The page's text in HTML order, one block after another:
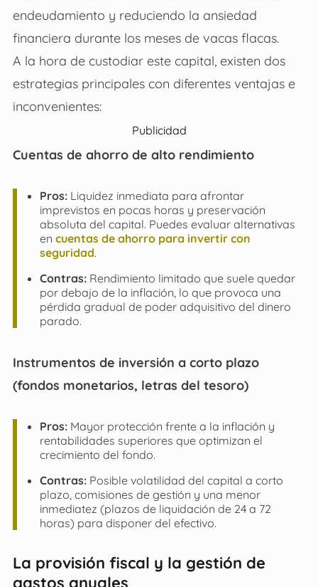
endeudamiento y reduciendo la ansiedad
financiera durante los meses de vacas flacas.
A la hora de custodiar este capital, existen dos
estrategias principales con diferentes ventajas e
inconvenientes:
Publicidad
Cuentas de ahorro de alto rendimiento
Pros:Liquidez inmediata para afrontar
imprevistos en pocas horas y preservación
absoluta del capital. Puedes evaluar alternativas
en cuentas de ahorro para invertir con
seguridad.
Contras:Rendimiento limitado que suele quedar
por debajo de la inflación, lo que provoca una
pérdida gradual de poder adquisitivo del dinero
parado.
Instrumentos de inversión a corto plazo
(fondos monetarios, letras del tesoro)
Pros:Mayor protección frente a la inflación y
rentabilidades superiores que optimizan el
crecimiento del fondo.
Contras:Posible volatilidad del capital a corto
plazo, comisiones de gestión y una menor
inmediatez (plazos de liquidación de 24 a 72
horas) para disponer del efectivo.
La provisión fiscal y la gestión de
gastos anuales